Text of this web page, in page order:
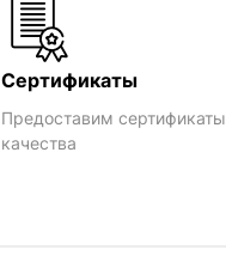
Сертификаты
Предоставим сертификаты
качества